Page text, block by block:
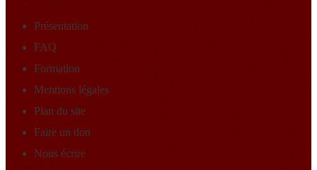
Présentation
FAQ
Formation
Mentions légales
Plan du site
Faire un don
Nous écrire